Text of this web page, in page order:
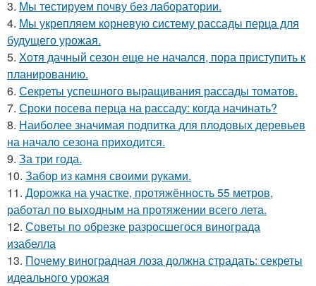
3. Мы тестируем почву без лаборатории.
4. Мы укрепляем корневую систему рассады перца для
будущего урожая.
5. Хотя дачный сезон еще не начался, пора приступить к
планированию.
6. Секреты успешного выращивания рассады томатов.
7. Сроки посева перца на рассаду: когда начинать?
8. Наиболее значимая подпитка для плодовых деревьев
на начало сезона приходится.
9. За три года.
10. Забор из камня своими руками.
11. Дорожка на участке, протяжённость 55 метров,
работал по выходным на протяжении всего лета.
12. Советы по обрезке разросшегося винограда
изабелла
13. Почему виноградная лоза должна страдать: секреты
идеального урожая